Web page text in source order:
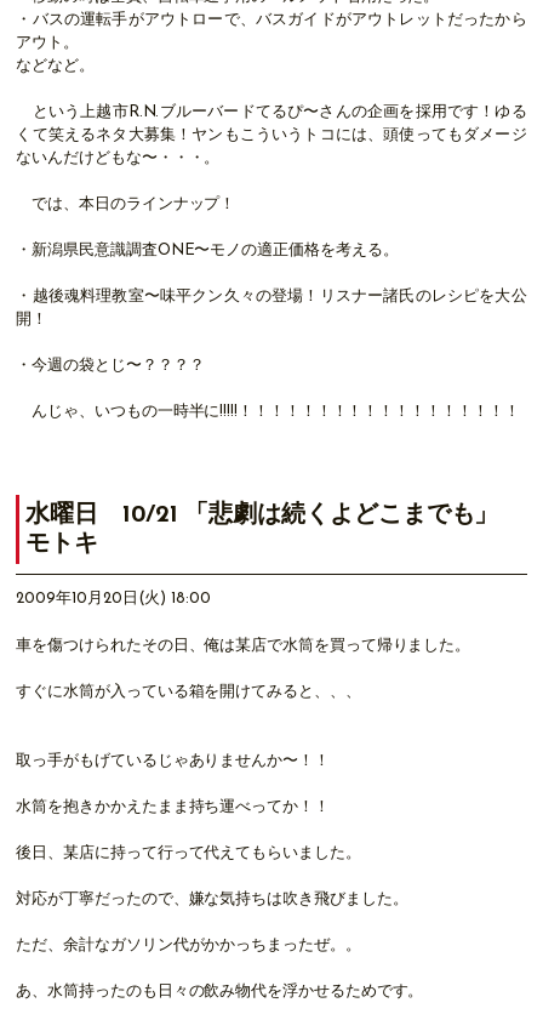
・バスの運転手がアウトローで、バスガイドがアウトレットだったから
アウト。
などなど。
という上越市R.N.ブルーバードてるぴ〜さんの企画を採用です！ゆる
くて笑えるネタ大募集！ヤンもこういうトコには、頭使ってもダメージ
ないんだけどもな〜・・・。
では、本日のラインナップ！
・新潟県民意識調査ONE〜モノの適正価格を考える。
・越後魂料理教室〜味平クン久々の登場！リスナー諸氏のレシピを大公
開！
・今週の袋とじ〜？？？？
んじゃ、いつもの一時半に!!!!!！！！！！！！！！！！！！！！！！！
水曜日 10/21 「悲劇は続くよどこまでも」
モトキ
2009年10月20日(火) 18:00
車を傷つけられたその日、俺は某店で水筒を買って帰りました。
すぐに水筒が入っている箱を開けてみると、、、
取っ手がもげているじゃありませんか〜！！
水筒を抱きかかえたまま持ち運べってか！！
後日、某店に持って行って代えてもらいました。
対応が丁寧だったので、嫌な気持ちは吹き飛びました。
ただ、余計なガソリン代がかかっちまったぜ。。
あ、水筒持ったのも日々の飲み物代を浮かせるためです。